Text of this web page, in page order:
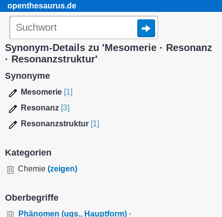
openthesaurus.de
Synonym-Details zu 'Mesomerie · Resonanz
· Resonanzstruktur'
Synonyme
Mesomerie [1]
Resonanz [3]
Resonanzstruktur [1]
Kategorien
Chemie (zeigen)
Oberbegriffe
Phänomen (ugs., Hauptform) ·